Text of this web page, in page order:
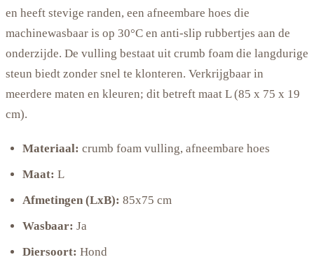
en heeft stevige randen, een afneembare hoes die
machinewasbaar is op 30°C en anti-slip rubbertjes aan de
onderzijde. De vulling bestaat uit crumb foam die langdurige
steun biedt zonder snel te klonteren. Verkrijgbaar in
meerdere maten en kleuren; dit betreft maat L (85 x 75 x 19
cm).
Materiaal: crumb foam vulling, afneembare hoes
Maat: L
Afmetingen (LxB): 85x75 cm
Wasbaar: Ja
Diersoort: Hond